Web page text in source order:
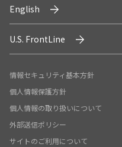
English
U.S. FrontLine
情報セキュリティ基本方針
個人情報保護方針
個人情報の取り扱いについて
外部送信ポリシー
サイトのご利用について